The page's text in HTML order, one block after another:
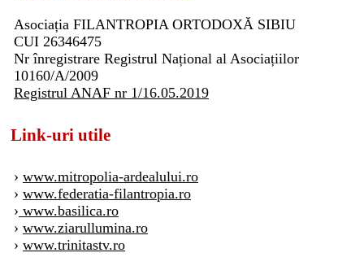
Asociația FILANTROPIA ORTODOXĂ SIBIU
CUI 26346475
Nr înregistrare Registrul Național al Asociațiilor
10160/A/2009
Registrul ANAF nr 1/16.05.2019
Link-uri utile
› www.mitropolia-ardealului.ro
› www.federatia-filantropia.ro
› www.basilica.ro
› www.ziarullumina.ro
› www.trinitastv.ro